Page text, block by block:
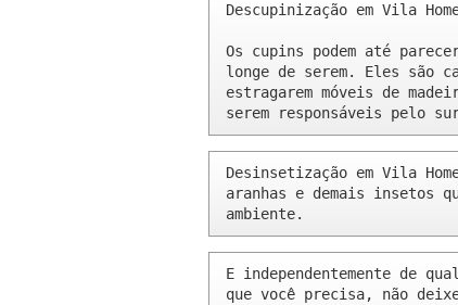
Descupinização em Vila
Os cupins podem até
longe de serem. Eles são
estragarem móveis de
serem responsáveis pelo
Desinsetização em Vila
aranhas e demais insetos
ambiente.
E independentemente de
que você precisa, não